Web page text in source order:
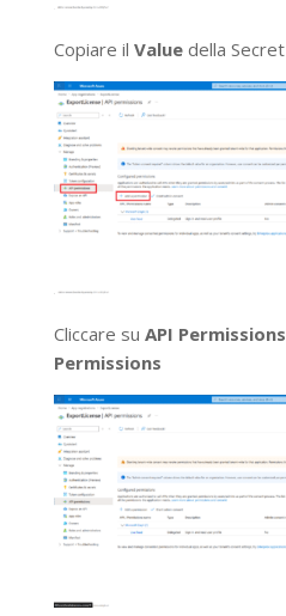
Copiare il Valuedella Secret
Cliccare su API Permissions
Permissions